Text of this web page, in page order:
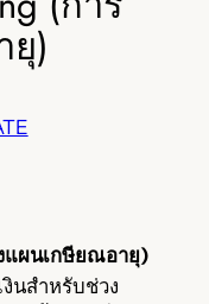
ยุ)
แผนเกษียณอายุ)
นสำหรับช่วง